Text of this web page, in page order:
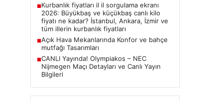
■Kurbanlık fiyatları il il sorgulama ekranı
2026: Büyükbaş ve küçükbaş canlı kilo
fiyatı ne kadar? İstanbul, Ankara, İzmir ve
tüm illerin kurbanlık fiyatları
■Açık Hava Mekanlarında Konfor ve bahçe
mutfağı Tasarımları
■CANLI Yayında! Olympiakos – NEC
Nijmegen Maçı Detayları ve Canlı Yayın
Bilgileri